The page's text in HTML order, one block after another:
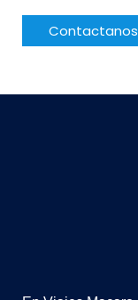
Contactanos